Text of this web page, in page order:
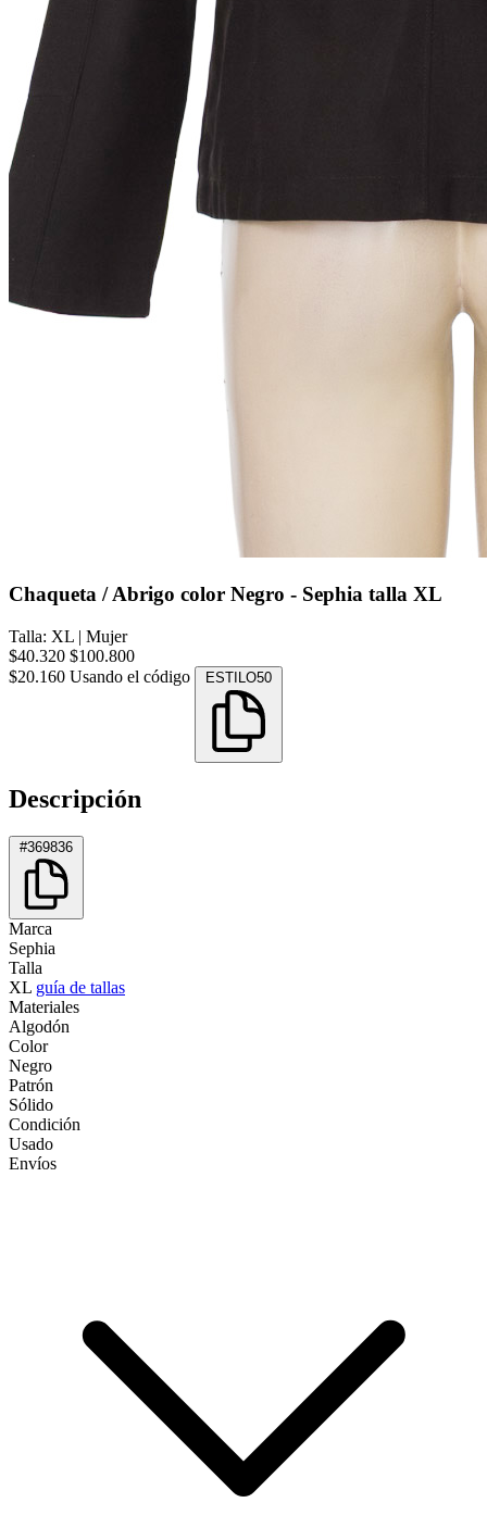
Chaqueta / Abrigo color Negro - Sephia talla XL
Talla: XL | Mujer
$40.320 $100.800
$20.160 Usando el código ESTILO50
Descripción
#369836
Marca
Sephia
Talla
XL guía de tallas
Materiales
Algodón
Color
Negro
Patrón
Sólido
Condición
Usado
Envíos